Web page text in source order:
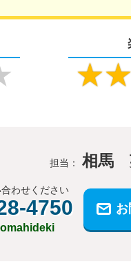
★★
担当： 相馬
わせください
4750